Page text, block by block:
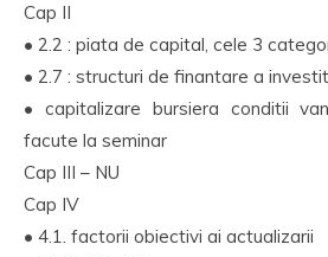
Cap II
• 2.2 : piata de capital, cele 3
• 2.7 : structuri de finantare a
• capitalizare bursiera conditii
facute la seminar
Cap III – NU
Cap IV
• 4.1. factorii obiectivi ai actualizarii